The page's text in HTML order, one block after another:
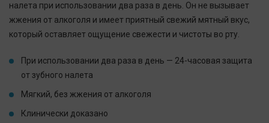
налета при использовании два раза в день. Он не вызывает
жжения от алкоголя и имеет приятный свежий мятный вкус,
который оставляет ощущение свежести и чистоты во рту.
При использовании два раза в день — 24-часовая защита
от зубного налета
Мягкий, без жжения от алкоголя
Клинически доказано